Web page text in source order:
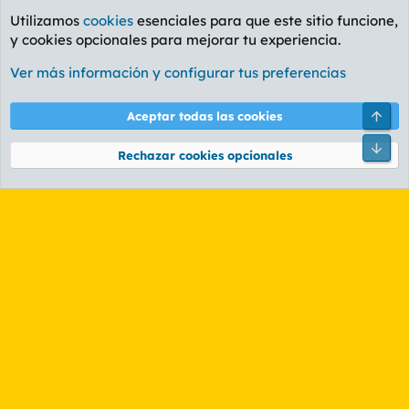
Foro General
Cookies
PL OLDSTYLE AMARILLO
Términos y reglas Política de privacidad Ayuda
Community platform by XenForo® © 2010-2026 XenForo Ltd.
Utilizamos cookies esenciales para que este sitio funcione,
y cookies opcionales para mejorar tu experiencia.
Ver más información y configurar tus preferencias
Aceptar todas las cookies
Rechazar cookies opcionales
Pie